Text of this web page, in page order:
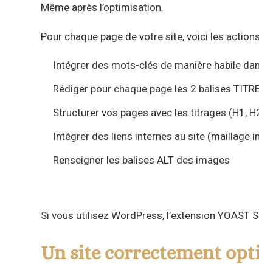
Même après l’optimisation.
Pour chaque page de votre site, voici les
Intégrer des mots-clés de manière habile
Rédiger pour chaque page les 2 balises
Structurer vos pages avec les titrages (H1,
Intégrer des liens internes au site (maillage
Renseigner les balises ALT des images
Si vous utilisez WordPress, l’extension YOAST
Un site correctement